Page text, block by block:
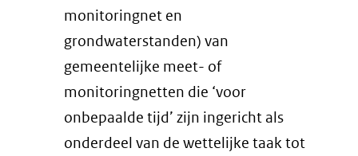
monitoringnet en
grondwaterstanden) van
gemeentelijke meet- of
monitoringnetten die ‘voor
onbepaalde tijd’ zijn ingericht als
onderdeel van de wettelijke taak tot